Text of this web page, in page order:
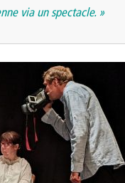
via un spectacle. »